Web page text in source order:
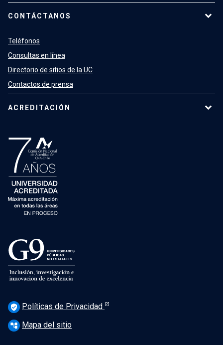
CONTÁCTANOS
Teléfonos
Consultas en línea
Directorio de sitios de la UC
Contactos de prensa
ACREDITACIÓN
verified_user Políticas de Privacidad
account_tree Mapa del sitio